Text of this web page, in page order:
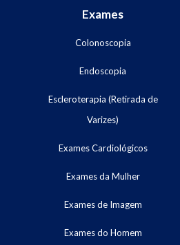
Exames
Colonoscopia
Endoscopia
Escleroterapia (Retirada de
Varizes)
Exames Cardiológicos
Exames da Mulher
Exames de Imagem
Exames do Homem